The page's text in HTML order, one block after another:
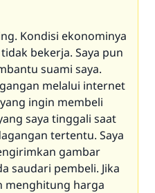
Kondisi ekonominya
bekerja. Saya pun
suami saya.
melalui internet
ingin membeli
saya tinggali saat
tertentu. Saya
gambar
saudari pembeli. Jika
menghitung harga